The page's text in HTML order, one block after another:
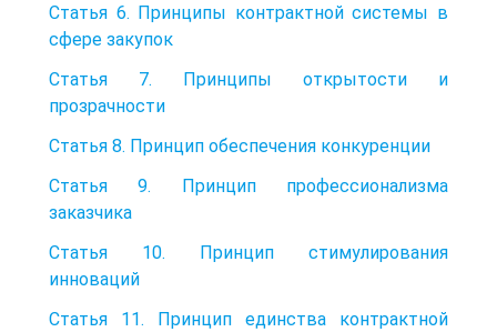
Статья 6. Принципы контрактной системы в
сфере закупок
Статья 7. Принципы открытости и
прозрачности
Статья 8. Принцип обеспечения конкуренции
Статья 9. Принцип профессионализма
заказчика
Статья 10. Принцип стимулирования
инноваций
Статья 11. Принцип единства контрактной